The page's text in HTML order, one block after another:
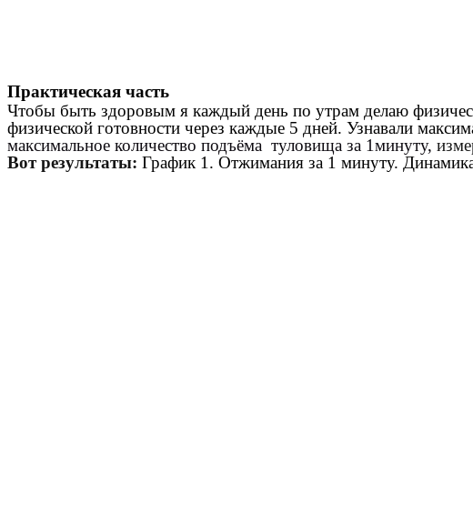
Практическая часть
Чтобы быть здоровым я каждый день по утрам делаю
физической готовности через каждые 5 дней. Узнавали
максимальное количество подъёма туловища за 1минуту,
Вот результаты: График 1. Отжимания за 1 минуту.